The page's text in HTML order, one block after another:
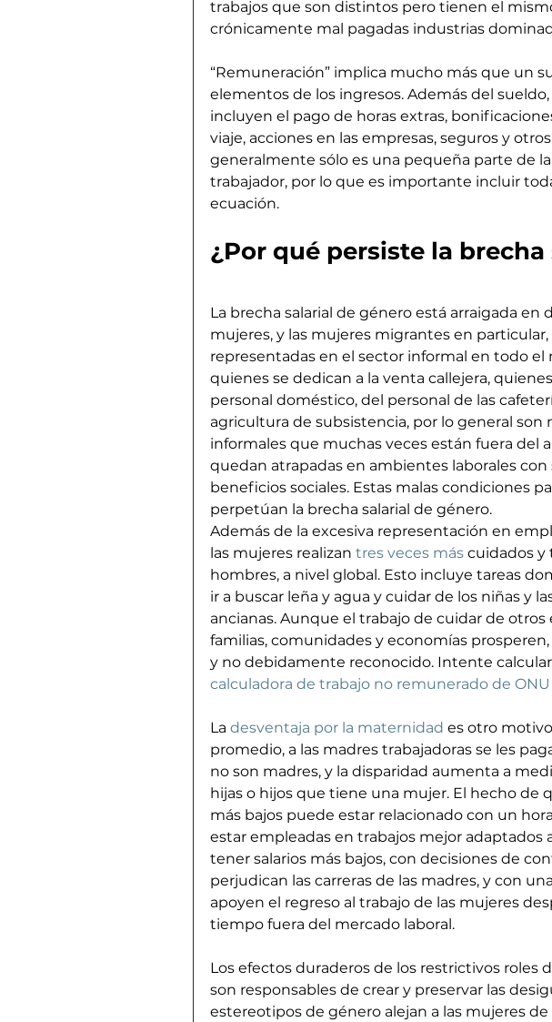
trabajos que son distintos pero tienen el
crónicamente mal pagadas industrias
“Remuneración” implica mucho más que un
elementos de los ingresos. Además del
incluyen el pago de horas extras,
viaje, acciones en las empresas, seguros y
generalmente sólo es una pequeña parte de
trabajador, por lo que es importante incluir
ecuación.
¿Por qué persiste la
La brecha salarial de género está arraigada en
mujeres, y las mujeres migrantes en
representadas en el sector informal en todo el
quienes se dedican a la venta callejera,
personal doméstico, del personal de las
agricultura de subsistencia, por lo general son
informales que muchas veces están fuera del
quedan atrapadas en ambientes laborales con
beneficios sociales. Estas malas condiciones
perpetúan la brecha salarial de género.
Además de la excesiva representación en
las mujeres realizan tres veces más cuidados y
hombres, a nivel global. Esto incluye tareas
ir a buscar leña y agua y cuidar de los niñas y
ancianas. Aunque el trabajo de cuidar de
familias, comunidades y economías
y no debidamente reconocido. Intente calcular
calculadora de trabajo no remunerado de
La desventaja por la maternidad es otro
promedio, a las madres trabajadoras se les
no son madres, y la disparidad aumenta a
hijas o hijos que tiene una mujer. El hecho de
más bajos puede estar relacionado con un
estar empleadas en trabajos mejor adaptados
tener salarios más bajos, con decisiones de
perjudican las carreras de las madres, y con
apoyen el regreso al trabajo de las mujeres
tiempo fuera del mercado laboral.
Los efectos duraderos de los restrictivos roles
son responsables de crear y preservar las
estereotipos de género alejan a las mujeres